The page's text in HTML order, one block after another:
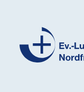
Ev.-